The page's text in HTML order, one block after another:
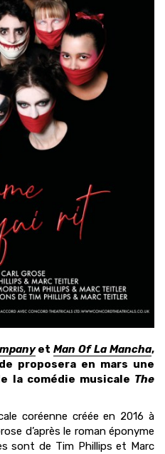
etMan Of La Mancha,
proposera en mars une
la comédie musicale The
coréenne créée en 2016 à
d’après le roman éponyme
sont de Tim Phillips et Marc